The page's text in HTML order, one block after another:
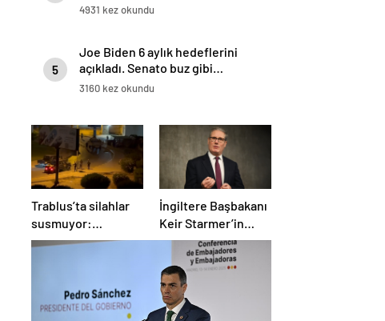
4931 kez okundu
5
Joe Biden 6 aylık hedeflerini
açıkladı. Senato buz gibi…
3160 kez okundu
Trablus’ta silahlar
susmuyor:
Çatışmalar
İngiltere Başbakanı
Keir Starmer’in
evinde yangın çıktı